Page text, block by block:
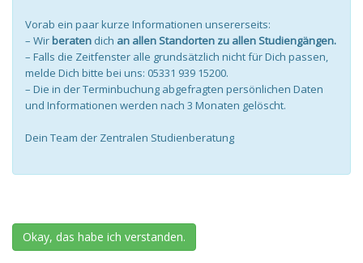
Vorab ein paar kurze Informationen unsererseits:
– Wirberaten dich an allen Standorten zu allen Studiengängen.
– Falls die Zeitfenster alle grundsätzlich nicht für Dich passen,
melde Dich bitte bei uns: 05331 939 15200.
– Die in der Terminbuchung abgefragten persönlichen Daten
und Informationen werden nach 3 Monaten gelöscht.
Dein Team der Zentralen Studienberatung
Okay, das habe ich verstanden.